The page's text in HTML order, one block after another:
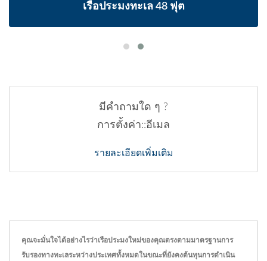
เรือประมงทะเล 48 ฟุต
มีคำถามใด ๆ ?
การตั้งค่า::อีเมล
รายละเอียดเพิ่มเติม
คุณจะมั่นใจได้อย่างไรว่าเรือประมงใหม่ของคุณตรงตามมาตรฐานการ
รับรองทางทะเลระหว่างประเทศทั้งหมดในขณะที่ยังคงต้นทุนการดำเนิน